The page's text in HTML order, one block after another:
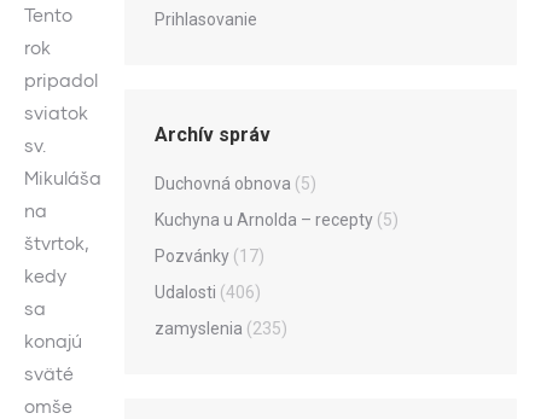
Tento
rok
pripadol
sviatok
sv.
Mikuláša
na
štvrtok,
kedy
sa
konajú
sväté
omše
Prihlasovanie
Archív správ
Duchovná obnova (5)
Kuchyna u Arnolda – recepty (5)
Pozvánky (17)
Udalosti (406)
zamyslenia (235)